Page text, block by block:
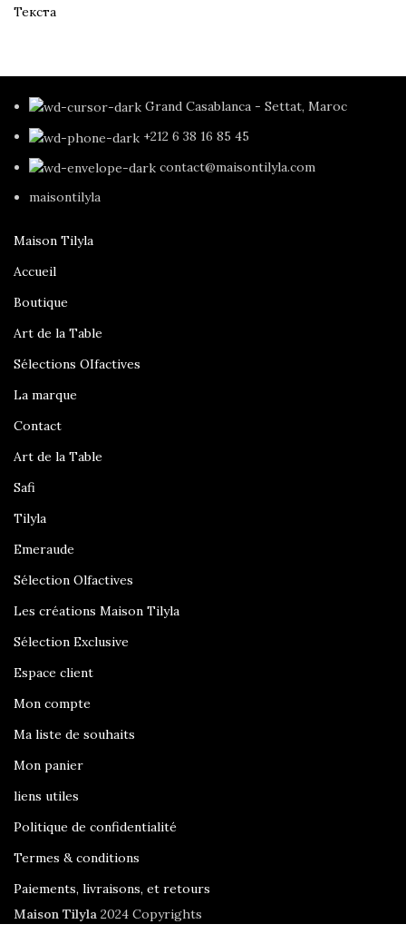
Текста
Grand Casablanca - Settat, Maroc
+212 6 38 16 85 45
contact@maisontilyla.com
maisontilyla
Maison Tilyla
Accueil
Boutique
Art de la Table
Sélections OIfactives
La marque
Contact
Art de la Table
Safi
Tilyla
Emeraude
Sélection Olfactives
Les créations Maison Tilyla
Sélection Exclusive
Espace client
Mon compte
Ma liste de souhaits
Mon panier
liens utiles
Politique de confidentialité
Termes & conditions
Paiements, livraisons, et retours
Maison Tilyla 2024 Copyrights